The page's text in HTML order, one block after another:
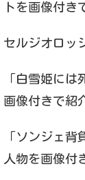
トを画像付き
セルジオロッ
「白雪姫には
画像付きで紹
「ソンジェ
人物を画像付